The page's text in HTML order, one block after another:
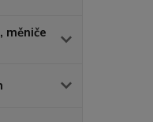
měniče